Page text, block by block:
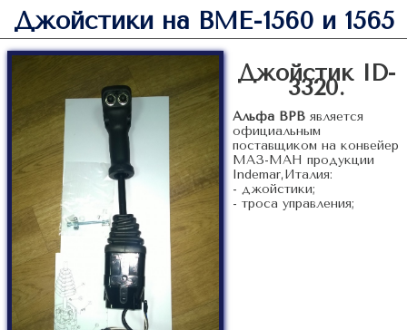
Джойстики на ВМЕ-1560 и 1565
Джойстик ID-
3320.
Альфа ВРВ является
официальным
поставщиком на конвейер
МАЗ-МАН продукции
Indemar,Италия:
- джойстики;
- троса управления;